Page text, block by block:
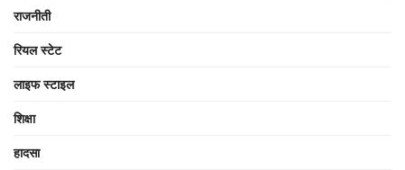
राजनीती
रियल स्टेट
लाइफ स्टाइल
शिक्षा
हादसा